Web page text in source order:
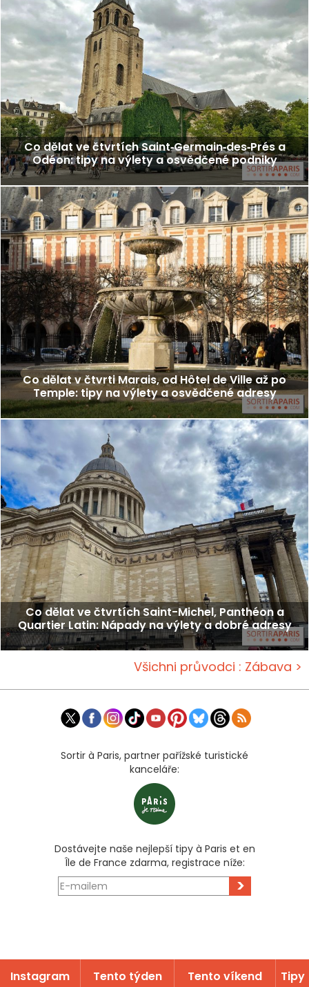
Co dělat ve čtvrtích Saint‑Germain‑des‑Prés a
Odéon: tipy na výlety a osvědčené podniky
Co dělat v čtvrti Marais, od Hôtel de Ville až po
Temple: tipy na výlety a osvědčené adresy
Co dělat ve čtvrtích Saint-Michel, Panthéon a
Quartier Latin: Nápady na výlety a dobré adresy
Všichni průvodci : Zábava >
Sortir à Paris, partner pařížské turistické
kanceláře:
Dostávejte naše nejlepší tipy à Paris et en
Île de France zdarma, registrace níže:
>
Instagram Tento týden Tento víkend Tipy